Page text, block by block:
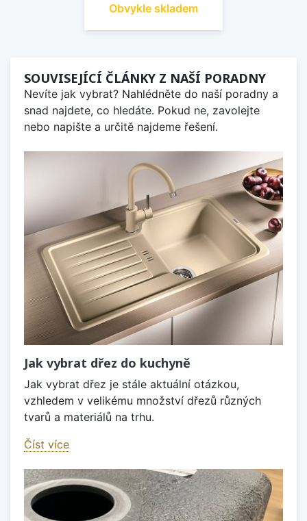
Obvykle skladem
SOUVISEJÍCÍ ČLÁNKY Z NAŠÍ PORADNY
Nevíte jak vybrat? Nahlédněte do naší poradny a
snad najdete, co hledáte. Pokud ne, zavolejte
nebo napište a určitě najdeme řešení.
Jak vybrat dřez do kuchyně
Jak vybrat dřez je stále aktuální otázkou,
vzhledem v velikému množství dřezů různých
tvarů a materiálů na trhu.
Číst více